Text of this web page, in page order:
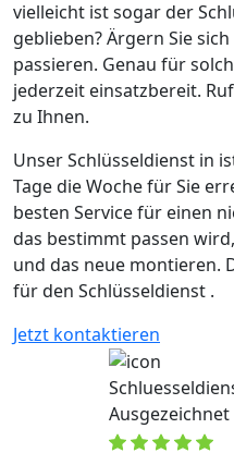
vielleicht ist sogar der
geblieben? Ärgern Sie
passieren. Genau für
jederzeit einsatzbereit.
zu Ihnen.
Unser Schlüsseldienst in
Tage die Woche für Sie
besten Service für einen
das bestimmt passen
und das neue montieren.
für den Schlüsseldienst .
Jetzt kontaktieren
Ausgezeichnet